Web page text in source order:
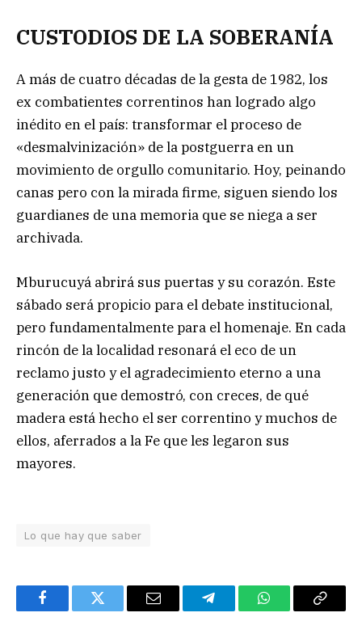
CUSTODIOS DE LA SOBERANÍA
A más de cuatro décadas de la gesta de 1982, los
ex combatientes correntinos han logrado algo
inédito en el país: transformar el proceso de
«desmalvinización» de la postguerra en un
movimiento de orgullo comunitario. Hoy, peinando
canas pero con la mirada firme, siguen siendo los
guardianes de una memoria que se niega a ser
archivada.
Mburucuyá abrirá sus puertas y su corazón. Este
sábado será propicio para el debate institucional,
pero fundamentalmente para el homenaje. En cada
rincón de la localidad resonará el eco de un
reclamo justo y el agradecimiento eterno a una
generación que demostró, con creces, de qué
madera está hecho el ser correntino y muchos de
ellos, aferrados a la Fe que les legaron sus
mayores.
Lo que hay que saber
FacebookTwitter Email TelegramWhatsAppCopy